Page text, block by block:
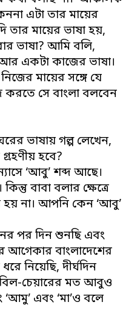
এটা তার মায়ের
তার মায়ের ভাষা হয়,
ভাষা? আমি বলি,
একটা কাজের ভাষা।
মায়ের সঙ্গে যে
করতে সে বাংলা বলবেন
ভাষায় গল্প লেখেন,
হবে?
‘আবু’ শব্দ আছে।
বাবা বলার ক্ষেত্রে
হয় না। আপনি কেন ‘আবু’
পর দিন শুনছি এবং
আগেকার বাংলাদেশের
নিয়েছি, দীর্ঘদিন
চেয়ারের মত আবুও
‘আমু’ এবং ‘মা’ও বলে